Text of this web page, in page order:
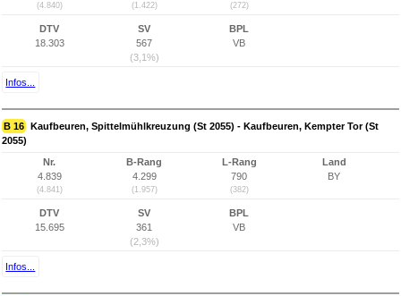
(4.840) (1.422) (272)
DTV
18.303
SV
567
(3,1%)
BPL
VB
Infos...
B 16 Kaufbeuren, Spittelmühlkreuzung (St 2055) - Kaufbeuren, Kempter Tor (St
2055)
Nr.
4.839
(4.841)
B-Rang
4.299
(1.957)
L-Rang
790
(382)
Land
BY
DTV
15.695
SV
361
(2,3%)
BPL
VB
Infos...